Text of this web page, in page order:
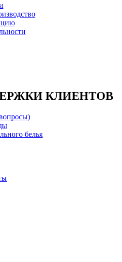
КЛИЕНТОВ
белья